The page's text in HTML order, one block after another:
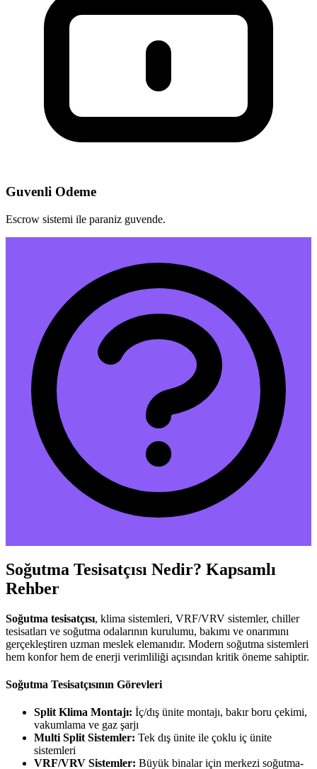
Guvenli Odeme
Escrow sistemi ile paraniz guvende.
Soğutma Tesisatçısı Nedir? Kapsamlı
Rehber
Soğutma tesisatçısı, klima sistemleri, VRF/VRV sistemler, chiller
tesisatları ve soğutma odalarının kurulumu, bakımı ve onarımını
gerçekleştiren uzman meslek elemanıdır. Modern soğutma sistemleri
hem konfor hem de enerji verimliliği açısından kritik öneme sahiptir.
Soğutma Tesisatçısının Görevleri
Split Klima Montajı: İç/dış ünite montajı, bakır boru çekimi,
vakumlama ve gaz şarjı
Multi Split Sistemler: Tek dış ünite ile çoklu iç ünite
sistemleri
VRF/VRV Sistemler: Büyük binalar için merkezi soğutma-